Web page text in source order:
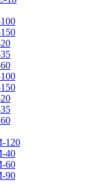
120
40
60
90